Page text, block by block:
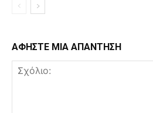
ΑΦΗΣΤΕ ΜΙΑ ΑΠΑΝΤΗΣΗ